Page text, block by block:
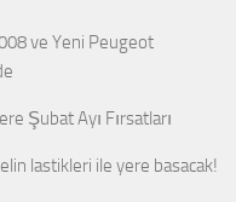
ve Yeni Peugeot
Şubat Ayı Fırsatları
lastikleri ile yere basacak!